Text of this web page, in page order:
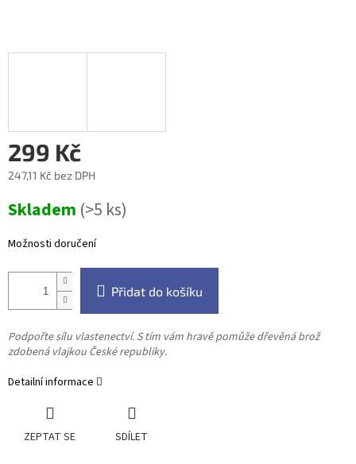
299 Kč
247,11 Kč bez DPH
cena:
Skladem (>5 ks)
Možnosti doručení
Přidat do košíku
Podpořte sílu vlastenectví. S tím vám hravě pomůže dřevěná brož
zdobená vlajkou České republiky.
Detailní informace
ZEPTAT SE SDÍLET